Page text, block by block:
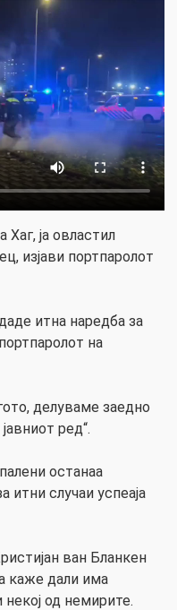
Хаг, ја овластил
изјави портпаролот
итна наредба за
на
делуваме заедно
ред“.
останаа
итни случаи успеаја
ван Бланкен
каже дали има
од немирите.